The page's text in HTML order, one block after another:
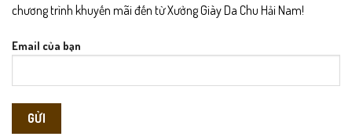
chương trình khuyến mãi đến từ Xưởng Giày Da Chu Hải Nam!
Email của bạn